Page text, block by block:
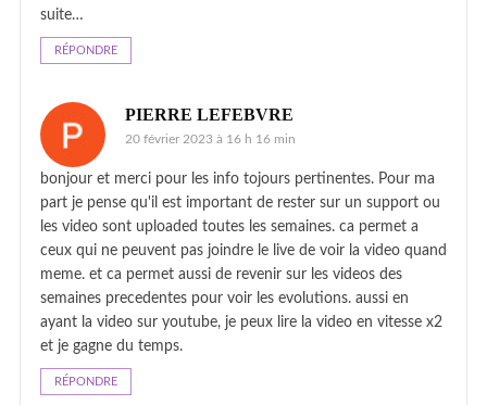
suite…
RÉPONDRE
PIERRE LEFEBVRE
20 février 2023 à 16 h 16 min
bonjour et merci pour les info tojours pertinentes. Pour ma
part je pense qu'il est important de rester sur un support ou
les video sont uploaded toutes les semaines. ca permet a
ceux qui ne peuvent pas joindre le live de voir la video quand
meme. et ca permet aussi de revenir sur les videos des
semaines precedentes pour voir les evolutions. aussi en
ayant la video sur youtube, je peux lire la video en vitesse x2
et je gagne du temps.
RÉPONDRE